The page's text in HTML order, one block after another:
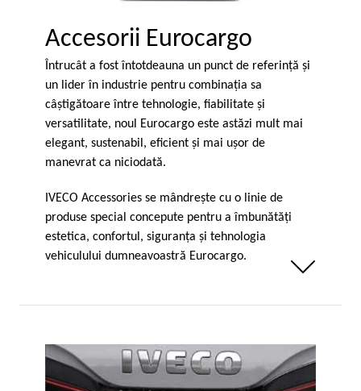
Accesorii Eurocargo
Întrucât a fost întotdeauna un punct de referinţă şi
un lider în industrie pentru combinaţia sa
câştigătoare între tehnologie, fiabilitate şi
versatilitate, noul Eurocargo este astăzi mult mai
elegant, sustenabil, eficient şi mai uşor de
manevrat ca niciodată.
IVECO Accessories se mândreşte cu o linie de
produse special concepute pentru a îmbunătăţi
estetica, confortul, siguranţa şi tehnologia
vehiculului dumneavoastră Eurocargo.
Weniger anzeigen